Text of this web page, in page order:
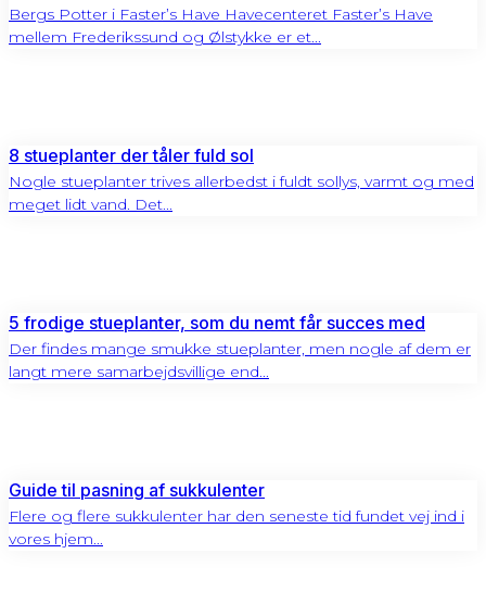
Bergs Potter i Faster’s Have Havecenteret Faster’s Have
mellem Frederikssund og Ølstykke er et...
8 stueplanter der tåler fuld sol
Nogle stueplanter trives allerbedst i fuldt sollys, varmt og med
meget lidt vand. Det...
5 frodige stueplanter, som du nemt får succes med
Der findes mange smukke stueplanter, men nogle af dem er
langt mere samarbejdsvillige end...
Guide til pasning af sukkulenter
Flere og flere sukkulenter har den seneste tid fundet vej ind i
vores hjem...